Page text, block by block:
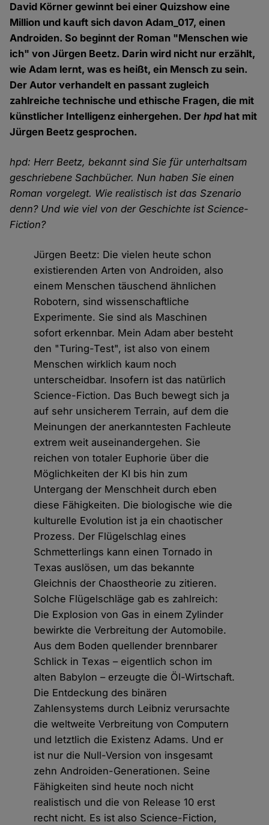
David Körner gewinnt bei einer Quizshow eine
Million und kauft sich davon Adam_017, einen
Androiden. So beginnt der Roman "Menschen wie
ich" von Jürgen Beetz. Darin wird nicht nur erzählt,
wie Adam lernt, was es heißt, ein Mensch zu sein.
Der Autor verhandelt en passant zugleich
zahlreiche technische und ethische Fragen, die mit
künstlicher Intelligenz einhergehen. Derhpdhat mit
Jürgen Beetz gesprochen.
hpd: Herr Beetz, bekannt sind Sie für unterhaltsam
geschriebene Sachbücher. Nun haben Sie einen
Roman vorgelegt. Wie realistisch ist das Szenario
denn? Und wie viel von der Geschichte ist Science-
Fiction?
Jürgen Beetz: Die vielen heute schon
existierenden Arten von Androiden, also
einem Menschen täuschend ähnlichen
Robotern, sind wissenschaftliche
Experimente. Sie sind als Maschinen
sofort erkennbar. Mein Adam aber besteht
den "Turing-Test", ist also von einem
Menschen wirklich kaum noch
unterscheidbar. Insofern ist das natürlich
Science-Fiction. Das Buch bewegt sich ja
auf sehr unsicherem Terrain, auf dem die
Meinungen der anerkanntesten Fachleute
extrem weit auseinandergehen. Sie
reichen von totaler Euphorie über die
Möglichkeiten der KI bis hin zum
Untergang der Menschheit durch eben
diese Fähigkeiten. Die biologische wie die
kulturelle Evolution ist ja ein chaotischer
Prozess. Der Flügelschlag eines
Schmetterlings kann einen Tornado in
Texas auslösen, um das bekannte
Gleichnis der Chaostheorie zu zitieren.
Solche Flügelschläge gab es zahlreich:
Die Explosion von Gas in einem Zylinder
bewirkte die Verbreitung der Automobile.
Aus dem Boden quellender brennbarer
Schlick in Texas – eigentlich schon im
alten Babylon – erzeugte die Öl-Wirtschaft.
Die Entdeckung des binären
Zahlensystems durch Leibniz verursachte
die weltweite Verbreitung von Computern
und letztlich die Existenz Adams. Und er
ist nur die Null-Version von insgesamt
zehn Androiden-Generationen. Seine
Fähigkeiten sind heute noch nicht
realistisch und die von Release 10 erst
recht nicht. Es ist also Science-Fiction,